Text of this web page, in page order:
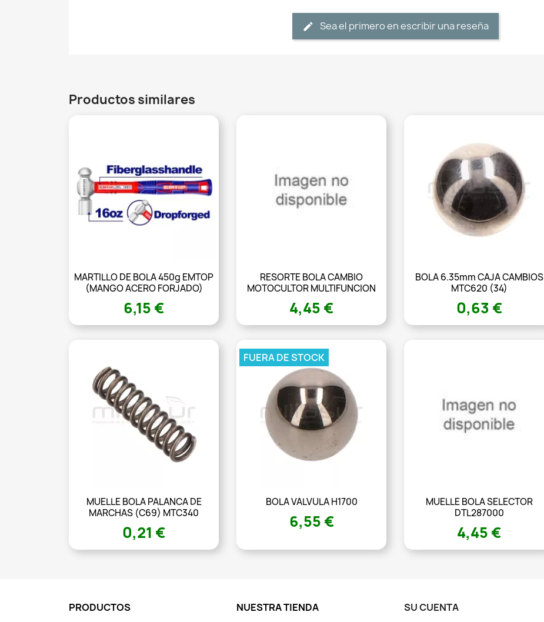
Sea el primero en escribir una reseña
Productos similares
MARTILLO DE BOLA 450g EMTOP
(MANGO ACERO FORJADO)
6,15 €
RESORTE BOLA CAMBIO
MOTOCULTOR MULTIFUNCION
4,45 €
BOLA 6.35mm CAJA CAMBIOS
MTC620 (34)
0,63 €
MUELLE BOLA PALANCA DE
MARCHAS (C69) MTC340
0,21 €
BOLA VALVULA H1700
6,55 €
FUERA DE STOCK
MUELLE BOLA SELECTOR
DTL287000
4,45 €
PRODUCTOS NUESTRA TIENDA SU CUENTA